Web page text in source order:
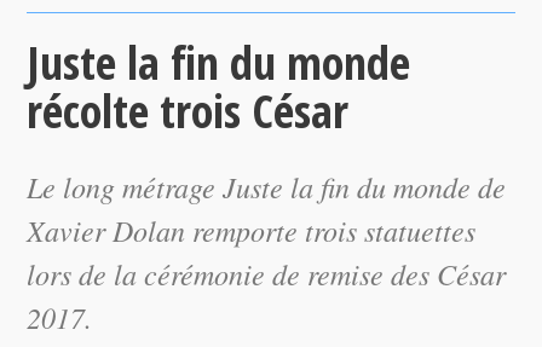
Juste la fin du monde
récolte trois César
Le long métrageJuste la fin du monde de
Xavier Dolan remporte trois statuettes
lors de la cérémonie de remise des César
2017.